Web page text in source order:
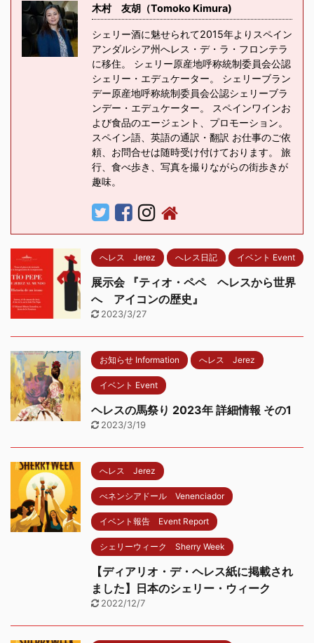
木村 友胡（Tomoko Kimura)
シェリー酒に魅せられて2015年よりスペイン
アンダルシア州へレス・デ・ラ・フロンテラ
に移住。 シェリー原産地呼称統制委員会公認
シェリー・エデュケーター。 シェリーブラン
デー原産地呼称統制委員会公認シェリーブラ
ンデー・エデュケーター。 スペインワインお
よび食品のエージェント、プロモーション。
スペイン語、英語の通訳・翻訳 お仕事のご依
頼、お問合せは随時受け付けております。 旅
行、食べ歩き、写真を撮りながらの街歩きが
趣味。
へレス Jerez へレス日記 イベント Event
展示会 『ティオ・ペペ ヘレスから世界
へ アイコンの歴史』
2023/3/27
お知らせ Information へレス Jerez
イベント Event
ヘレスの馬祭り 2023年 詳細情報 その1
2023/3/19
へレス Jerez
べネンシアドール Venenciador
イベント報告 Event Report
シェリーウィーク Sherry Week
【ディアリオ・デ・ヘレス紙に掲載され
ました】日本のシェリー・ウィーク
2022/12/7